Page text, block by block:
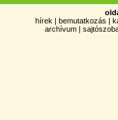
hírek |bemutatkozás |
archívum |